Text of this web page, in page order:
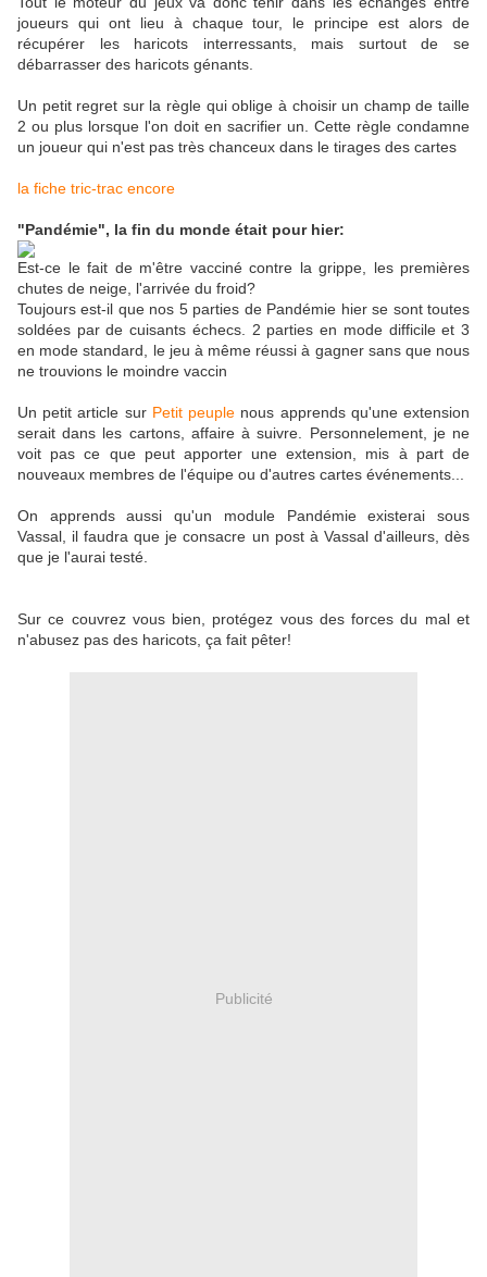
joueurs qui ont lieu à chaque tour, le principe est alors de
récupérer les haricots interressants, mais surtout de se
débarrasser des haricots génants.
Un petit regret sur la règle qui oblige à choisir un champ de taille
2 ou plus lorsque l'on doit en sacrifier un. Cette règle condamne
un joueur qui n'est pas très chanceux dans le tirages des cartes
la fiche tric-trac encore
"Pandémie", la fin du monde était pour hier:
Est-ce le fait de m'être vacciné contre la grippe, les premières
chutes de neige, l'arrivée du froid?
Toujours est-il que nos 5 parties de Pandémie hier se sont toutes
soldées par de cuisants échecs. 2 parties en mode difficile et 3
en mode standard, le jeu à même réussi à gagner sans que nous
ne trouvions le moindre vaccin
Un petit article sur Petit peuple nous apprends qu'une extension
serait dans les cartons, affaire à suivre. Personnelement, je ne
voit pas ce que peut apporter une extension, mis à part de
nouveaux membres de l'équipe ou d'autres cartes événements...
On apprends aussi qu'un module Pandémie existerai sous
Vassal, il faudra que je consacre un post à Vassal d'ailleurs, dès
que je l'aurai testé.
Sur ce couvrez vous bien, protégez vous des forces du mal et
n'abusez pas des haricots, ça fait pêter!
Publicité